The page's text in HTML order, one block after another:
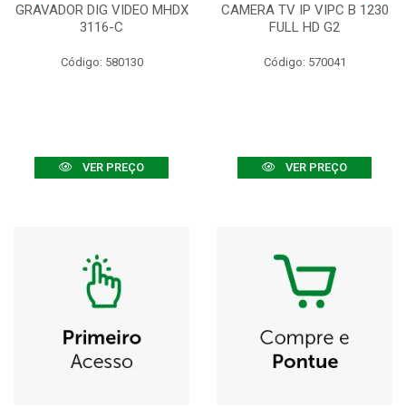
GRAVADOR DIG VIDEO MHDX
3116-C
Código: 580130
VER PREÇO
CAMERA TV IP VIPC B 1230
FULL HD G2
Código: 570041
VER PREÇO